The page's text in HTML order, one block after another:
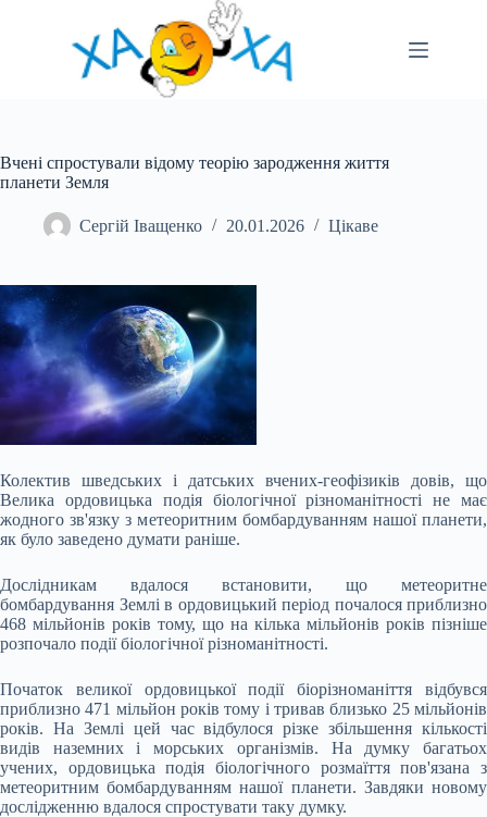
Вчені спростували відому теорію зародження життя
планети Земля
Сергій Іващенко 20.01.2026 Цікаве
Колектив шведських і датських вчених-геофізиків довів, що
Велика ордовицька подія біологічної різноманітності не має
жодного зв'язку з метеоритним бомбардуванням нашої планети,
як було заведено думати раніше.
Дослідникам вдалося встановити, що метеоритне
бомбардування Землі в ордовицький період почалося приблизно
468 мільйонів років тому, що на кілька мільйонів років пізніше
розпочало події біологічної різноманітності.
Початок великої ордовицької події біорізноманіття відбувся
приблизно 471 мільйон років тому і тривав близько 25 мільйонів
років. На Землі цей час відбулося різке збільшення кількості
видів наземних і морських організмів. На думку багатьох
учених, ордовицька подія біологічного розмаїття пов'язана з
метеоритним бомбардуванням нашої планети. Завдяки новому
дослідженню вдалося спростувати таку думку.